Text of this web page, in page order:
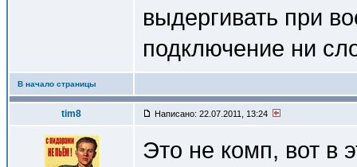
выдергивать при
подключение ни
В начало страницы
tim8 Написано: 22.07.2011, 13:24
Это не комп, вот в